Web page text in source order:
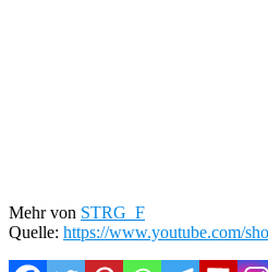
Mehr von STRG_F
Quelle: https://www.youtube.com/